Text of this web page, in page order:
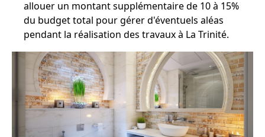
allouer un montant supplémentaire de 10 à 15%
du budget total pour gérer d'éventuels aléas
pendant la réalisation des travaux à La Trinité.